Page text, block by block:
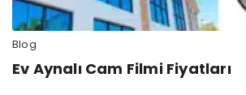
Blog
Ev Aynalı Cam Filmi Fiyatları